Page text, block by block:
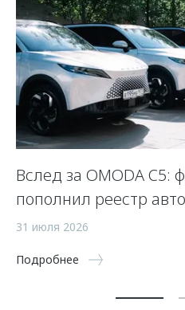
Вслед за OMODA C5:
пополнил реестр
31 июля 2026
Подробнее